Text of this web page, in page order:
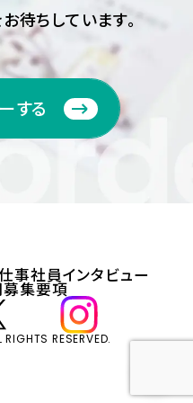
待ちしています。
する
する
事社員インタビュー
募集要項
RESERVED.